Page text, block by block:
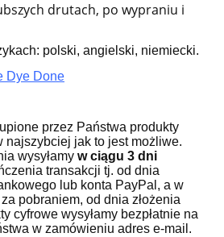
drutach, po wypraniu i
polski, angielski, niemiecki.
Dye Done
przez Państwa produkty
najszybciej jak to jest możliwe.
wysyłamy w ciągu 3 dni
transakcji tj. od dnia
lub konta PayPal, a w
pobraniem, od dnia złożenia
cyfrowe wysyłamy bezpłatnie na
w zamówieniu adres e-mail.